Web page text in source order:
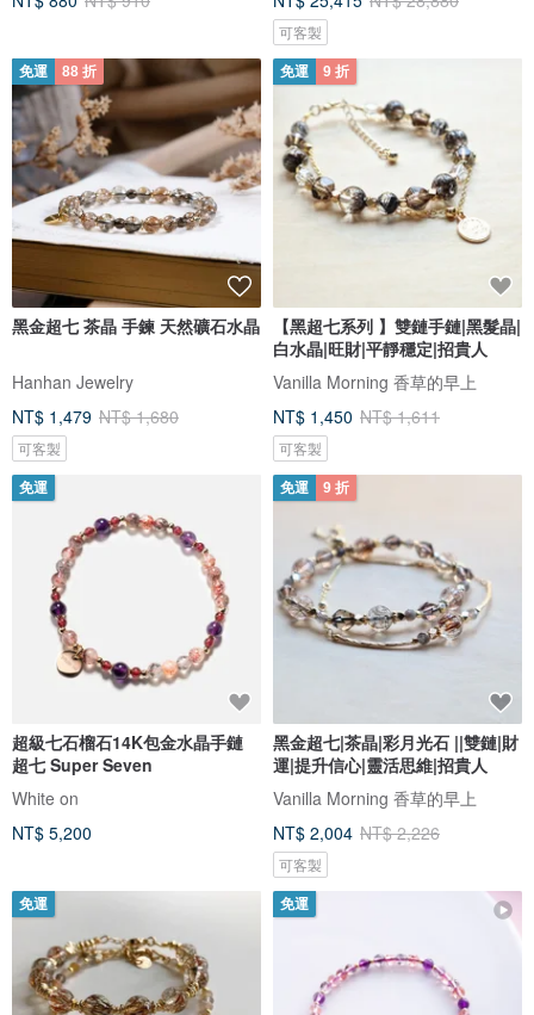
可客製
免運 88 折
黑金超七 茶晶 手鍊 天然礦石水晶
Hanhan Jewelry
NT$ 1,479 NT$ 1,680
可客製
免運 9 折
【黑超七系列 】雙鏈手鏈|黑髮晶|
白水晶|旺財|平靜穩定|招貴人
Vanilla Morning 香草的早上
NT$ 1,450 NT$ 1,611
可客製
免運
超級七石榴石14K包金水晶手鏈
超七 Super Seven
White on
NT$ 5,200
免運 9 折
黑金超七|茶晶|彩月光石 ||雙鏈|財
運|提升信心|靈活思維|招貴人
Vanilla Morning 香草的早上
NT$ 2,004 NT$ 2,226
可客製
免運 免運